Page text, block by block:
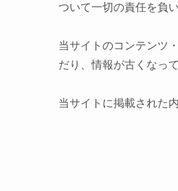
ついて一切の責任を負い
当サイトのコンテンツ
だり、情報が古くなっ
当サイトに掲載された